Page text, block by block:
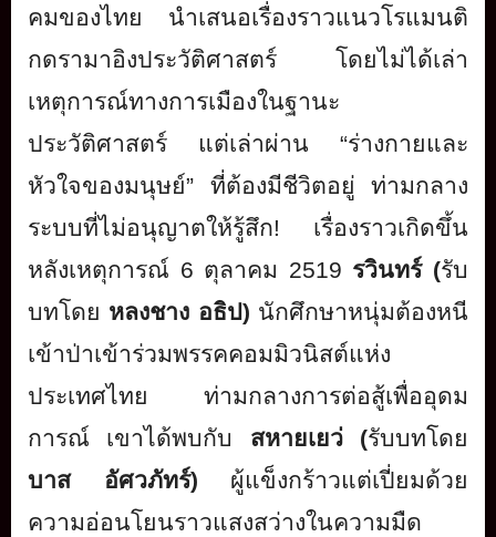
คมของไทย
นำเสนอเรื่องราวแนวโรแมนติ
กดรามาอิงประวัติศาสตร์ โดยไม่ได้เล่า
เหตุการณ์ทางการเมืองในฐานะ
ประวัติศาสตร์ แต่เล่าผ่าน “ร่างกายและ
หัวใจของมนุษย์” ที่ต้องมีชีวิตอยู่ ท่ามกลาง
ระบบที่ไม่อนุญาตให้รู้สึก! เรื่องราวเกิดขึ้น
หลังเหตุการณ์ 6 ตุลาคม 2519 รวินทร์ (รับ
บทโดย หลงชาง อธิป) นักศึกษาหนุ่มต้องหนี
เข้าป่าเข้าร่วมพรรคคอมมิวนิสต์แห่ง
ประเทศไทย ท่ามกลางการต่อสู้เพื่ออุดม
การณ์ เขาได้พบกับ สหายเยว่ (รับบทโดย
บาส อัศวภัทร์)
ผู้แข็งกร้าวแต่เปี่ยมด้วย
ความอ่อนโยนราวแสงสว่างในความมืด